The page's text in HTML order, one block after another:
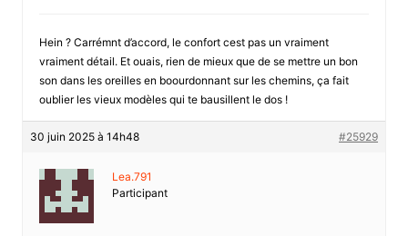
Hein ? Carrémnt d’accord, le confort cest pas un vraiment
vraiment détail. Et ouais, rien de mieux que de se mettre un bon
son dans les oreilles en boourdonnant sur les chemins, ça fait
oublier les vieux modèles qui te bausillent le dos !
30 juin 2025 à 14h48 #25929
Lea.791
Participant